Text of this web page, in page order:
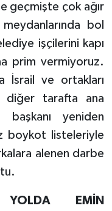
geçmişte çok ağır
bol
işçilerini kapı
prim vermiyoruz.
İsrail ve ortakları
diğer tarafta ana
yeniden
boykot listeleriyle
alenen darbe
YOLDA EMİN